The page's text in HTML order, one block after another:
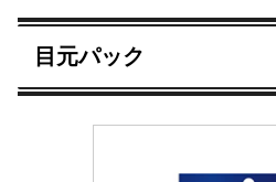
目元パック